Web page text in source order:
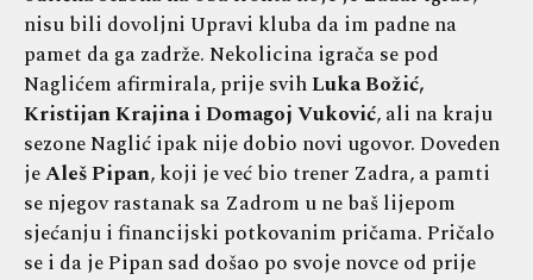
nisu bili dovoljni Upravi kluba da im padne na
pamet da ga zadrže. Nekolicina igrača se pod
Naglićem afirmirala, prije svihLuka Božić,
Kristijan Krajina i Domagoj Vuković, ali na kraju
sezone Naglić ipak nije dobio novi ugovor. Doveden
jeAleš Pipan, koji je već bio trener Zadra, a pamti
se njegov rastanak sa Zadrom u ne baš lijepom
sjećanju i financijski potkovanim pričama. Pričalo
se i da je Pipan sad došao po svoje novce od prije